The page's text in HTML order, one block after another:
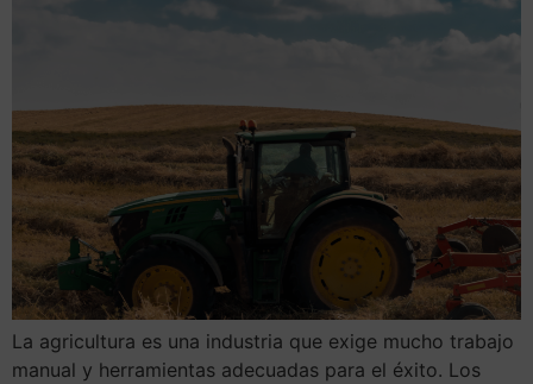
La agricultura es una industria que exige mucho trabajo
manual y herramientas adecuadas para el éxito. Los